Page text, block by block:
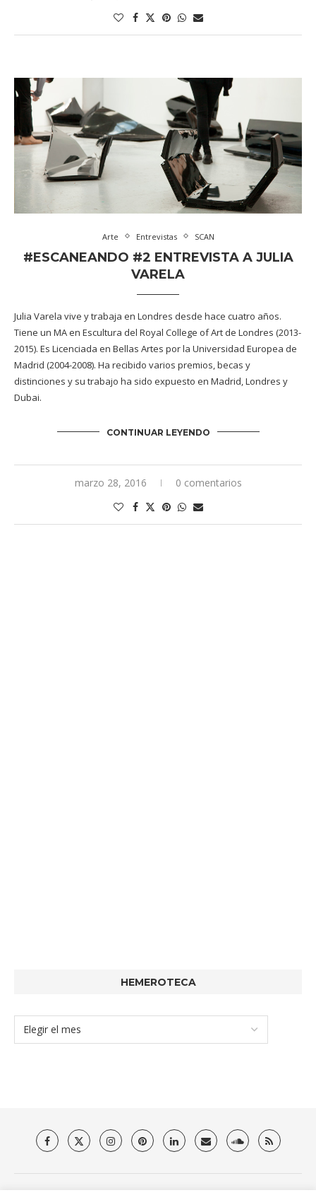
Arte Entrevistas SCAN
#ESCANEANDO #2 ENTREVISTA A JULIA
VARELA
Julia Varela vive y trabaja en Londres desde hace cuatro años.
Tiene un MA en Escultura del Royal College of Art de Londres (2013-
2015). Es Licenciada en Bellas Artes por la Universidad Europea de
Madrid (2004-2008). Ha recibido varios premios, becas y
distinciones y su trabajo ha sido expuesto en Madrid, Londres y
Dubai.
CONTINUAR LEYENDO
marzo 28, 2016 0 comentarios
HEMEROTECA